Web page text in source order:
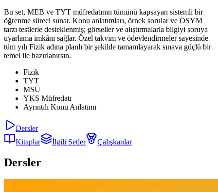
Bu set, MEB ve TYT müfredatının tümünü kapsayan sistemli bir
öğrenme süreci sunar. Konu anlatımları, örnek sorular ve ÖSYM
tarzı testlerle desteklenmiş; görseller ve alıştırmalarla bilgiyi soruya
uyarlama imkânı sağlar. Özel takvim ve ödevlendirmeler sayesinde
tüm yılı Fizik adına planlı bir şekilde tamamlayarak sınava güçlü bir
temel ile hazırlanırsın.
Fizik
TYT
MSÜ
YKS Müfredatı
Ayrıntılı Konu Anlatımı
Dersler
Kitaplar
İlgili Setler Çalışkanlar
Dersler